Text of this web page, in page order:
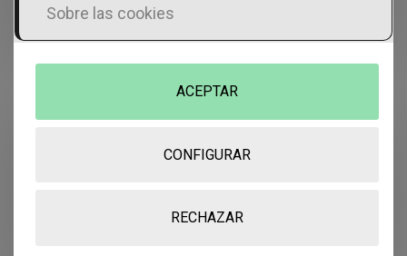
Recuerda que la contraportada de tu obra es un
complemento de la portada de tu libro. ¿Qué
queremos decir con esto? Pues que debes apoyar la
información que ya has dado, por lo que no es
el titular y sirva al lector para ponerse en contexto.
cierta consonancia entre portada y contraportada.
Sobre las cookies
RECHAZAR
CONFIGURAR
ACEPTAR